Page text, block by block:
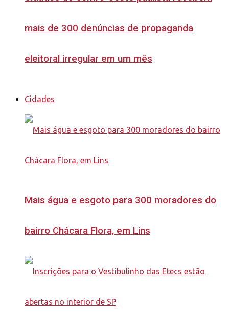
mais de 300 denúncias de propaganda
eleitoral irregular em um mês
Cidades
Mais água e esgoto para 300 moradores do
bairro Chácara Flora, em Lins